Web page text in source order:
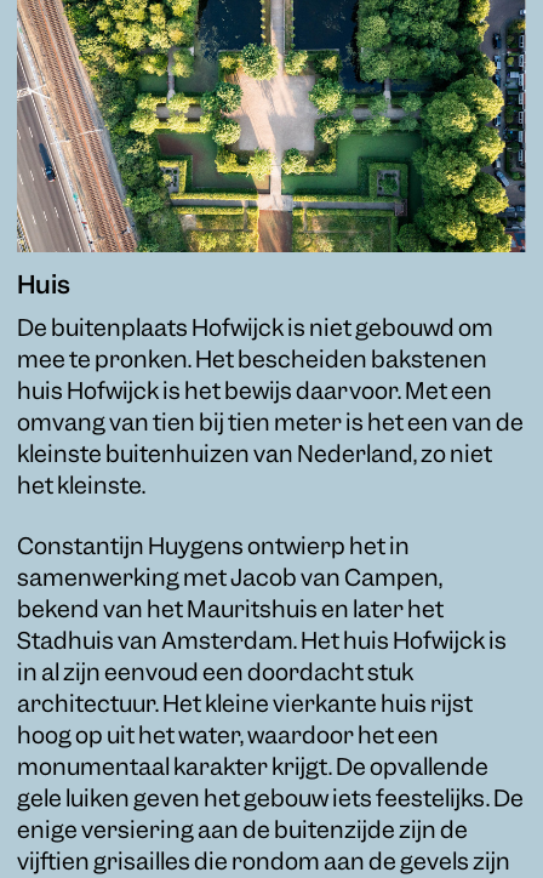
Huis
De buitenplaats Hofwijck is niet gebouwd om
mee te pronken. Het bescheiden bakstenen
huis Hofwijck is het bewijs daarvoor. Met een
omvang van tien bij tien meter is het een van de
kleinste buitenhuizen van Nederland, zo niet
het kleinste.
Constantijn Huygens ontwierp het in
samenwerking met Jacob van Campen,
bekend van het Mauritshuis en later het
Stadhuis van Amsterdam. Het huis Hofwijck is
in al zijn eenvoud een doordacht stuk
architectuur. Het kleine vierkante huis rijst
hoog op uit het water, waardoor het een
monumentaal karakter krijgt. De opvallende
gele luiken geven het gebouw iets feestelijks. De
enige versiering aan de buitenzijde zijn de
vijftien grisailles die rondom aan de gevels zijn